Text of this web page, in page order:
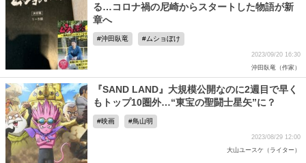
る…コロナ禍の尼崎からスタートした物語が新
章へ
沖田臥竜 ムショぼけ
2023/09/20 16:30
沖田臥竜（作家）
『SAND LAND』大規模公開なのに2週目で早く
もトップ10圏外…“東宝の聖闘士星矢”に？
映画 鳥山明
2023/08/29 12:00
大山ユースケ（ライター）